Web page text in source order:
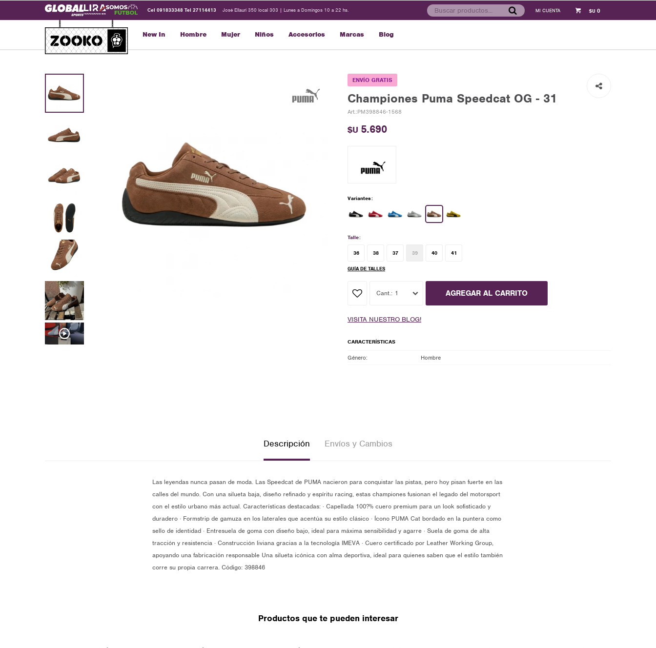
New In Hombre Mujer Niños Accesorios Marcas Blog
$U 0
Cel 091833348 Tel 27114413 José Ellauri 350 local 303 | Lunes a Domingos 10 a 22 hs.
ENVÍO GRATIS
Championes Puma Speedcat OG - 31
PM398846-1568
$U 5.690
Variantes:
Talle:
36 38 37 39 40 41
GUÍA DE TALLES
1 AGREGAR AL CARRITO
VISITA NUESTRO BLOG!
CARACTERÍSTICAS
Género Hombre
Descripción Envíos y Cambios
Las leyendas nunca pasan de moda. Las Speedcat de PUMA nacieron para conquistar las pistas, pero hoy pisan fuerte en las
calles del mundo. Con una silueta baja, diseño refinado y espíritu racing, estas championes fusionan el legado del motorsport
con el estilo urbano más actual. Características destacadas: · Capellada 100?% cuero premium para un look sofisticado y
duradero · Formstrip de gamuza en los laterales que acentúa su estilo clásico · Ícono PUMA Cat bordado en la puntera como
sello de identidad · Entresuela de goma con diseño bajo, ideal para máxima sensibilidad y agarre · Suela de goma de alta
tracción y resistencia · Construcción liviana gracias a la tecnología IMEVA · Cuero certificado por Leather Working Group,
apoyando una fabricación responsable Una silueta icónica con alma deportiva, ideal para quienes saben que el estilo también
corre su propia carrera. Código: 398846
Productos que te pueden interesar